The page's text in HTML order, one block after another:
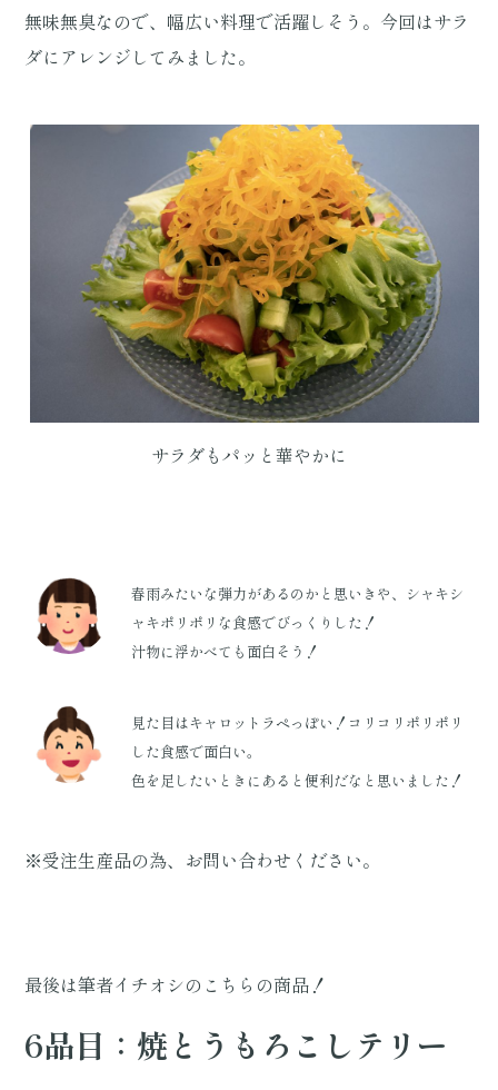
無味無臭なので、幅広い料理で活躍しそう。今回はサラ
ダにアレンジしてみました。
サラダもパッと華やかに
春雨みたいな弾力があるのかと思いきや、シャキシ
ャキポリポリな食感でびっくりした！
汁物に浮かべても面白そう！
見た目はキャロットラペっぽい！コリコリポリポリ
した食感で面白い。
色を足したいときにあると便利だなと思いました！
※受注生産品の為、お問い合わせください。
最後は筆者イチオシのこちらの商品！
6品目：焼とうもろこしテリー